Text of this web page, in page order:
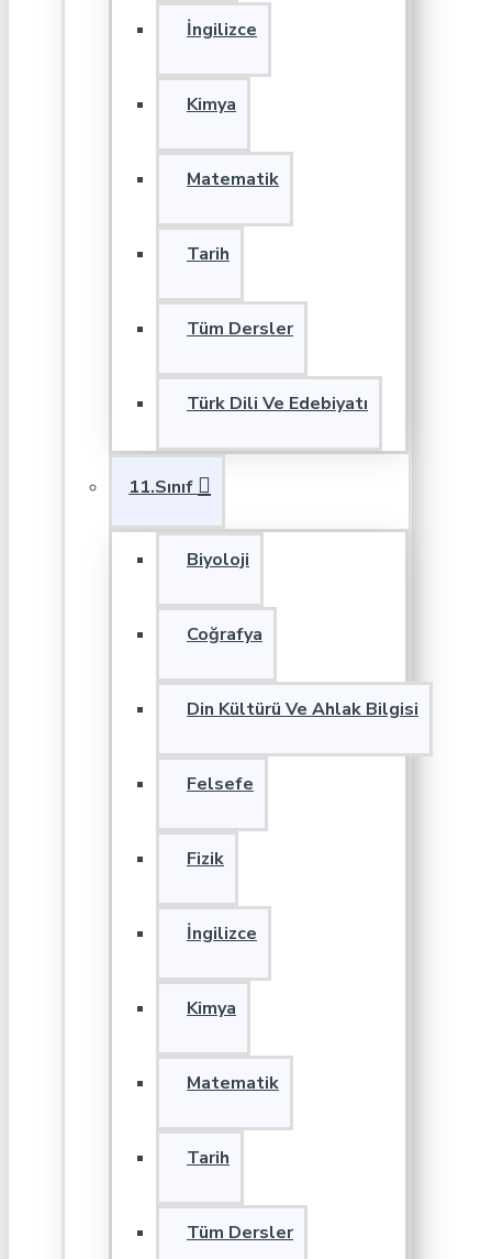
İngilizce
Kimya
Matematik
Tarih
Tüm Dersler
Türk Dili Ve Edebiyatı
11.Sınıf
Biyoloji
Coğrafya
Din Kültürü Ve Ahlak Bilgisi
Felsefe
Fizik
İngilizce
Kimya
Matematik
Tarih
Tüm Dersler